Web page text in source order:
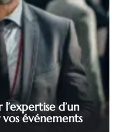
d’un
événements